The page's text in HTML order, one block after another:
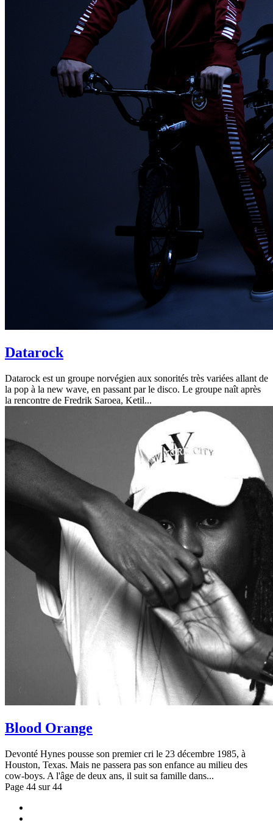
Datarock
Datarock est un groupe norvégien aux sonorités très variées allant de
la pop à la new wave, en passant par le disco. Le groupe naît après
la rencontre de Fredrik Saroea, Ketil...
Blood Orange
Devonté Hynes pousse son premier cri le 23 décembre 1985, à
Houston, Texas. Mais ne passera pas son enfance au milieu des
cow-boys. A l'âge de deux ans, il suit sa famille dans...
Page 44 sur 44